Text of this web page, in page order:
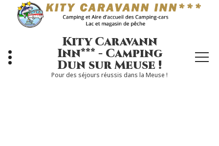
contenu
Kity Caravann
Inn*** - Camping
Dun sur Meuse !
Pour des séjours réussis dans la Meuse !